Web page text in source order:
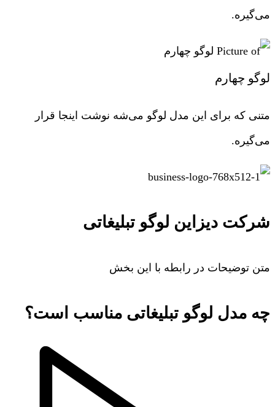
می‌گیره.
لوگو چهارم
متنی که برای این مدل لوگو می‌شه نوشت اینجا قرار
می‌گیره.
شرکت دیزاین لوگو تبلیغاتی
متن توضیحات در رابطه با این بخش
چه مدل لوگو تبلیغاتی مناسب است؟